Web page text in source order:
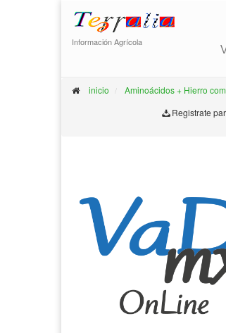
Información Agrícola
inicio Aminoácidos + Hierro
Registrate